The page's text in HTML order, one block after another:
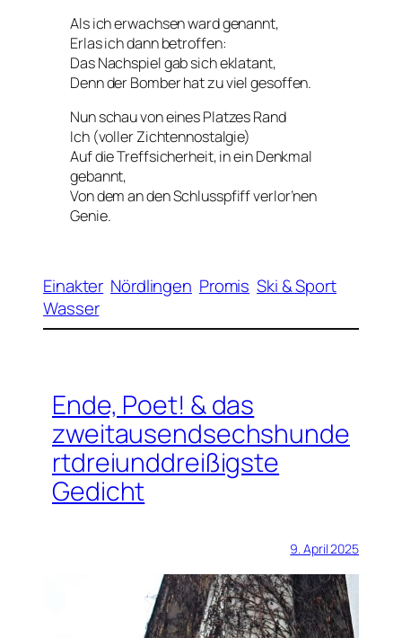
Als ich erwachsen ward genannt,
Erlas ich dann betroffen:
Das Nachspiel gab sich eklatant,
Denn der Bomber hat zu viel gesoffen.
Nun schau von eines Platzes Rand
Ich (voller Zichtennostalgie)
Auf die Treffsicherheit, in ein Denkmal
gebannt,
Von dem an den Schlusspfiff verlor’nen
Genie.
Einakter Nördlingen Promis Ski & Sport
Wasser
Ende, Poet! & das
zweitausendsechshunde
rtdreiunddreißigste
Gedicht
9. April 2025